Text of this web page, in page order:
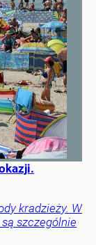
kradzieży. W
szczególnie